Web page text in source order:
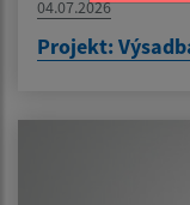
04.07.2026
Projekt: